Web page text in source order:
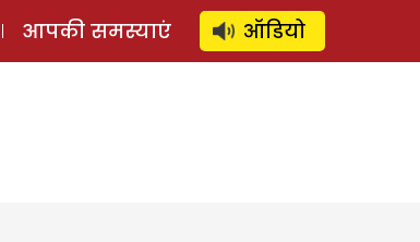
लॉग इन ⚲ SUBSCRIBE
आपकी समस्याएं ऑडियो